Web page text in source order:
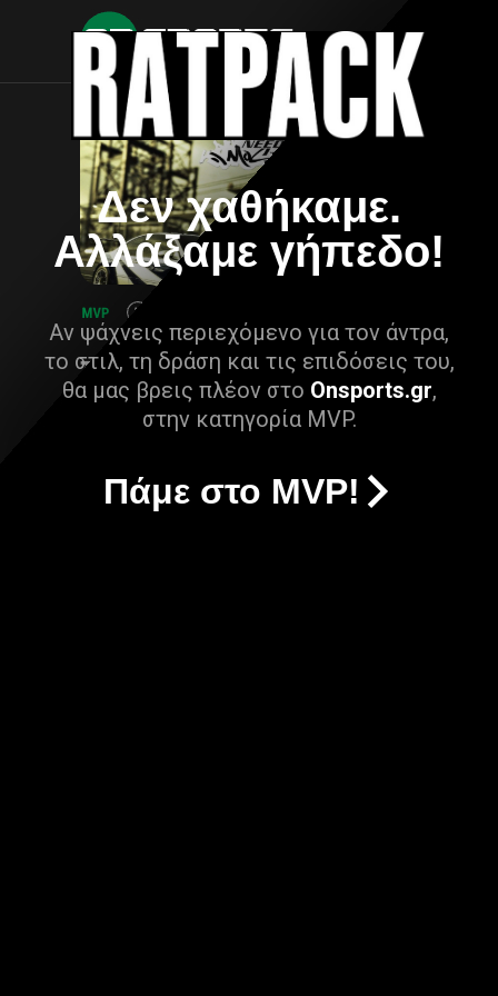
Δεν χαθήκαμε.
Αλλάξαμε γήπεδο!
Αν ψάχνεις περιεχόμενο για τον άντρα,
το στιλ, τη δράση και τις επιδόσεις του,
θα μας βρεις πλέον στο Onsports.gr,
στην κατηγορία MVP.
Πάμε στο MVP!